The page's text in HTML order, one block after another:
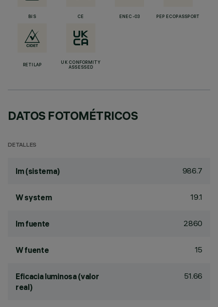
BIS CE ENEC-03 PEP ECOPASSPORT
RETILAP
UK CONFORMITY
ASSESSED
DATOS FOTOMÉTRICOS
DETALLES
lm (sistema) 986.7
W system 19.1
lm fuente 2860
W fuente 15
Eficacia luminosa (valor
real)
51.66